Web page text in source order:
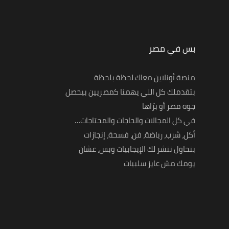
بس في مصر
منصة أونلاين معاك لحظة بلحظة
بتقدملك كل اللي يهمنا كمصريين بيحصل
جوه مصر أو برّاها
في كل المجالات والحاجات والمحتاجات…
أكل، شرب، رياضة، فن، فسحة، إنجازات
بنحاول ننشر لك الإيجابيات وبس، عشان
يومك مش عايز سلبيات